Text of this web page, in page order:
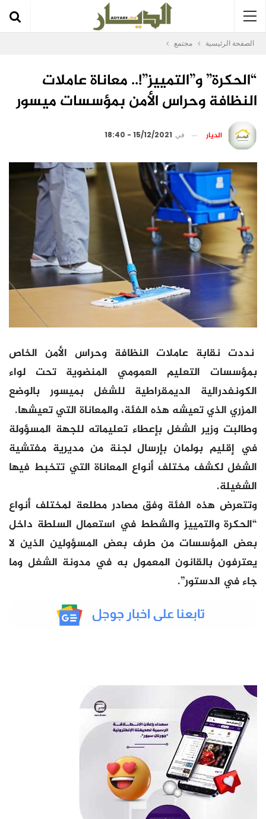
الصفحة الرئيسية مجتمع
“الحکرة” و”التمييز”!.. معاناة عاملات
النظافة وحراس الأمن بمؤسسات ميسور
الديار في 15/12/2021 - 18:40
نددت نقابة عاملات النظافة وحراس الأمن الخاص
بمؤسسات التعليم العمومي المنضوية تحت لواء
الكونفدرالية الديمقراطية للشغل بميسور بالوضع
المزري الذي تعيشه هذه الفئة، والمعاناة التي تعيشها.
وطالبت وزير الشغل بإعطاء تعليماته للجهة المسؤولة
في إقليم بولمان بإرسال لجنة من مديرية مفتشية
الشغل لكشف مختلف أنواع المعاناة التي تتخبط فيها
الشغيلة.
وتتعرض هذه الفئة وفق مصادر مطلعة لمختلف أنواع
“الحکرة والتمييز والشطط في استعمال السلطة داخل
بعض المؤسسات من طرف بعض المسؤولين الذين لا
يعترفون بالقانون المعمول به في مدونة الشغل وما
جاء في الدستور”.